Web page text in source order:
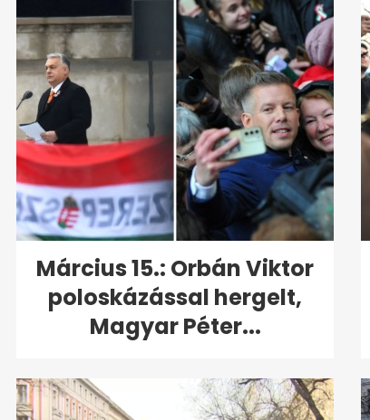
Március 15.: Orbán Viktor
poloskázással hergelt,
Magyar Péter...